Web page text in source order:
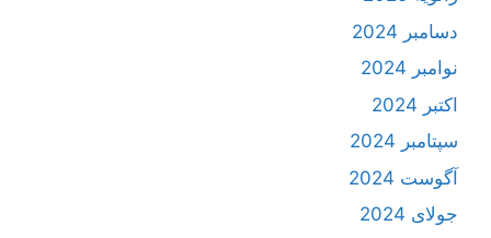
دسامبر 2024
نوامبر 2024
اکتبر 2024
سپتامبر 2024
آگوست 2024
جولای 2024